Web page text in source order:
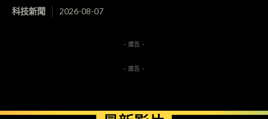
科技新聞 2026-08-07
- 廣告 -
- 廣告 -